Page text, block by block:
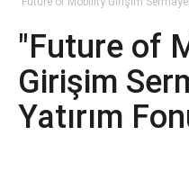
"Future of
Girişim
Yatırım